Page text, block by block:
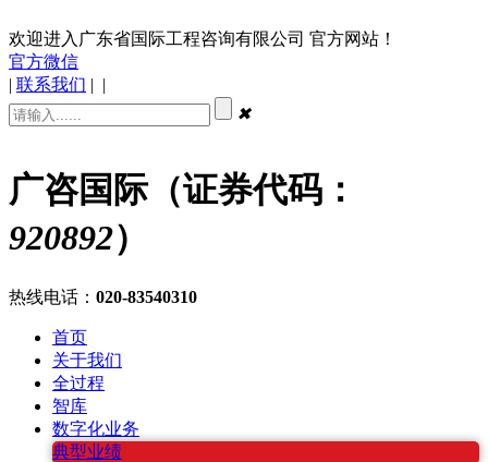
欢迎进入广东省国际工程咨询有限公司 官方网站！
官方微信
| 联系我们 | |
✖
广咨国际（证券代码：
920892）
热线电话： 020-83540310
首页
关于我们
全过程
智库
数字化业务
典型业绩